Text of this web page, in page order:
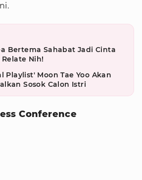
Bertema Sahabat Jadi Cinta
Nih!
Playlist' Moon Tae Yoo Akan
Sosok Calon Istri
Conference